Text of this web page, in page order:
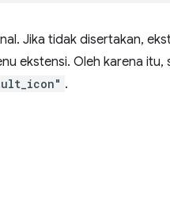
Jika tidak disertakan,
ekstensi. Oleh karena itu,
.